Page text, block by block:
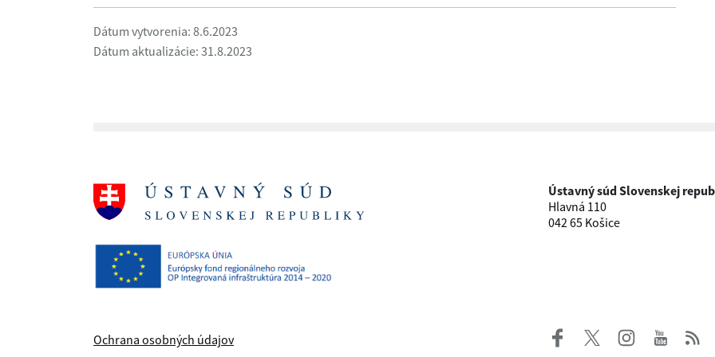
Dátum vytvorenia: 8.6.2023
Dátum aktualizácie: 31.8.2023
Ústavný súd Slovenskej
Hlavná 110
042 65 Košice
Ochrana osobných údajov